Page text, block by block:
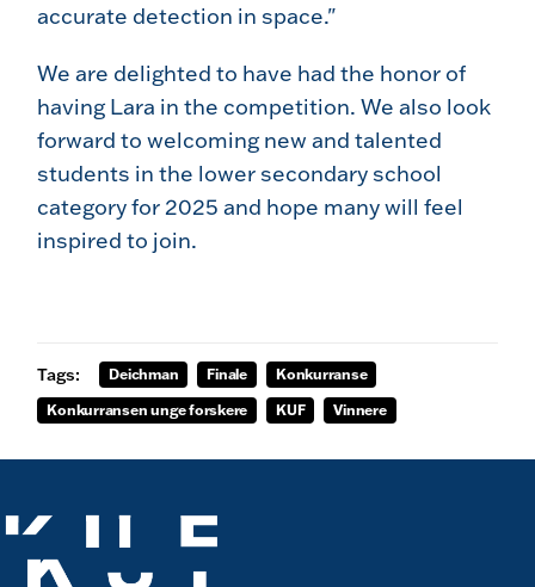
accurate detection in space."
We are delighted to have had the honor of
having Lara in the competition. We also look
forward to welcoming new and talented
students in the lower secondary school
category for 2025 and hope many will feel
inspired to join.
Tags: Deichman Finale
Konkurranse
Konkurransen unge forskere
KUF Vinnere